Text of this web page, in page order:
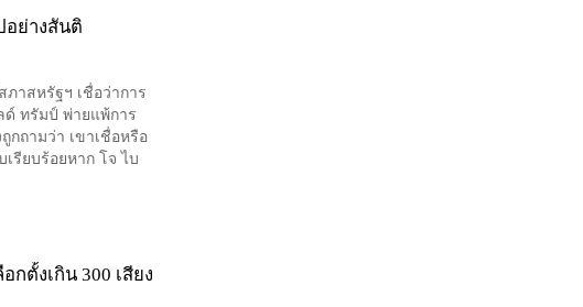
อย่างสันติ
าสหรัฐฯ เชื่อว่าการ
ทรัมป์ พ่ายแพ้การ
ถามว่า เขาเชื่อหรือ
รียบร้อยหาก โจ ไบ
กตั้งเกิน 300 เสียง